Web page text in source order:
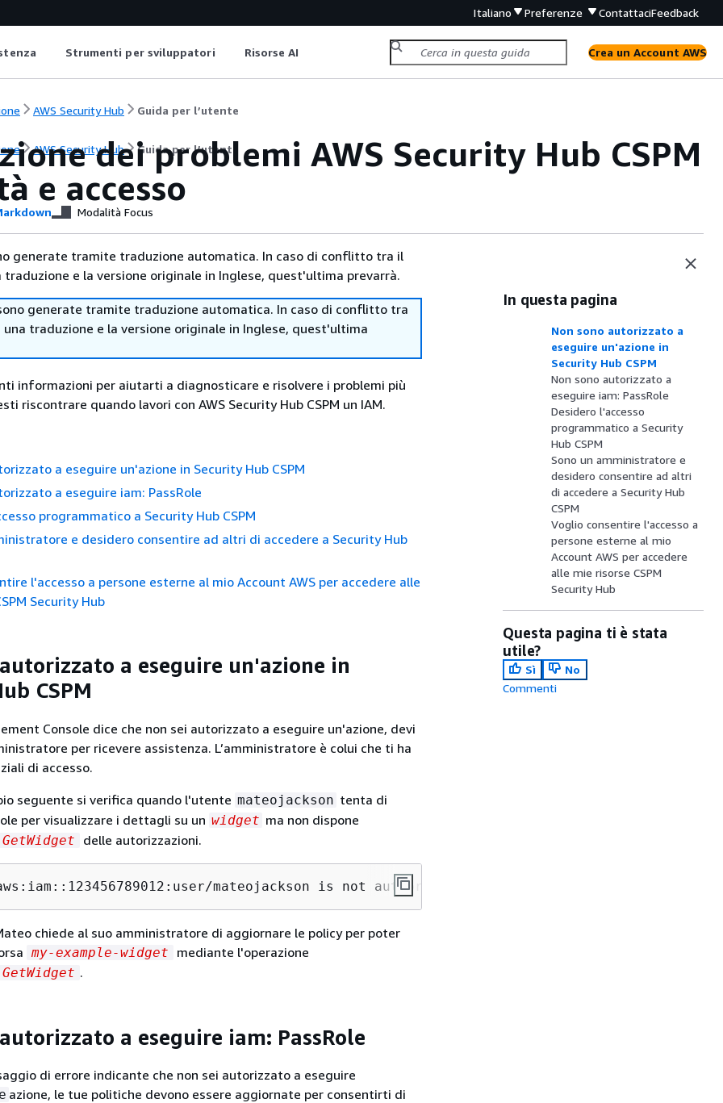
Italiano Preferenze ContattaciFeedback
Strumenti per sviluppatori Risorse AI Crea un Account AWS
AWS Security Hub Guida per l’utente
AWS Security Hub Guida per l’utente
dei problemi AWS Security Hub CSPM
e accesso
Modalità Focus
generate tramite traduzione automatica. In caso di conflitto tra il
e la versione originale in Inglese, quest'ultima prevarrà.
generate tramite traduzione automatica. In caso di conflitto tra
traduzione e la versione originale in Inglese, quest'ultima
informazioni per aiutarti a diagnosticare e risolvere i problemi più
riscontrare quando lavori con AWS Security Hub CSPM un IAM.
a eseguire un'azione in Security Hub CSPM
a eseguire iam: PassRole
programmatico a Security Hub CSPM
e desidero consentire ad altri di accedere a Security Hub
l'accesso a persone esterne al mio Account AWS per accedere alle
Security Hub
a eseguire un'azione in
CSPM
Console dice che non sei autorizzato a eseguire un'azione, devi
per ricevere assistenza. L’amministratore è colui che ti ha
di accesso.
seguente si verifica quando l'utente mateojackson tenta di
per visualizzare i dettagli su un widget ma non dispone
GetWidget delle autorizzazioni.
mateojackson is not authorized to perform: securityhub:
chiede al suo amministratore di aggiornare le policy per poter
my-example-widget mediante l'operazione
GetWidget .
a eseguire iam: PassRole
di errore indicante che non sei autorizzato a eseguire
azione, le tue politiche devono essere aggiornate per consentirti di
In questa pagina
Non sono autorizzato a
eseguire un'azione in
Security Hub CSPM
Non sono autorizzato a
eseguire iam: PassRole
Desidero l'accesso
programmatico a Security
Hub CSPM
Sono un amministratore e
desidero consentire ad altri
di accedere a Security Hub
CSPM
Voglio consentire l'accesso a
persone esterne al mio
Account AWS per accedere
alle mie risorse CSPM
Security Hub
Questa pagina ti è stata
utile?
Sì
No
Commenti